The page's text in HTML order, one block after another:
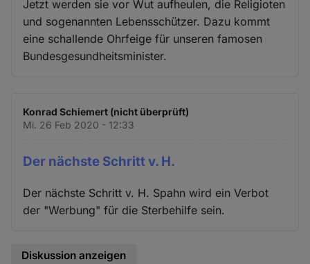
Jetzt werden sie vor Wut aufheulen, die Religioten
und sogenannten Lebensschützer. Dazu kommt
eine schallende Ohrfeige für unseren famosen
Bundesgesundheitsminister.
Konrad Schiemert (nicht überprüft)
Mi. 26 Feb 2020 - 12:33
Der nächste Schritt v. H.
Der nächste Schritt v. H. Spahn wird ein Verbot
der "Werbung" für die Sterbehilfe sein.
Diskussion anzeigen